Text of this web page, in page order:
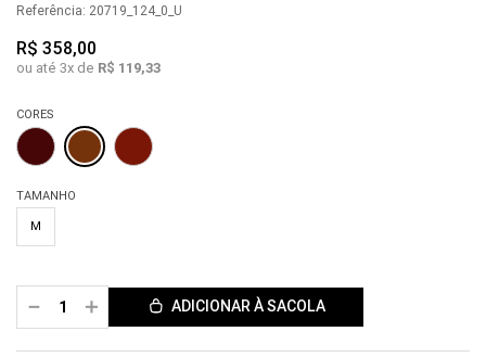
Referência: 20719_124_0_U
R$ 358,00
ou até 3x de R$ 119,33
CORES
TAMANHO
M
＋
－ ADICIONAR À SACOLA